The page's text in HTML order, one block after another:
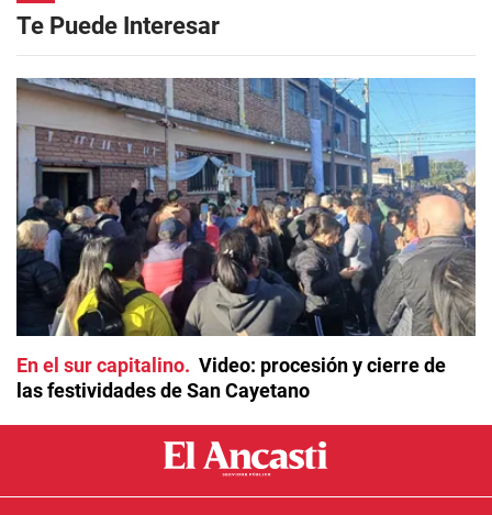
Te Puede Interesar
En el sur capitalino
Video: procesión y cierre de
las festividades de San Cayetano